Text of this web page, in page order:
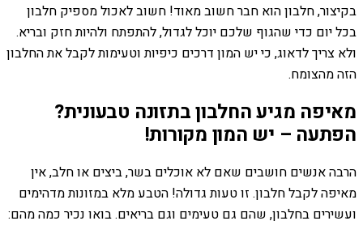
בקיצור, חלבון הוא חבר חשוב מאוד! חשוב לאכול מספיק חלבון
בכל יום כדי שהגוף שלכם יוכל לגדול, להתפתח ולהיות חזק ובריא.
ולא צריך לדאוג, כי יש המון דרכים כיפיות וטעימות לקבל את החלבון
הזה מהצומח.
מאיפה מגיע החלבון בתזונה טבעונית?
הפתעה – יש המון מקורות!
הרבה אנשים חושבים שאם לא אוכלים בשר, ביצים או חלב, אין
מאיפה לקבל חלבון. זו טעות גדולה! הטבע מלא במזונות מדהימים
ועשירים בחלבון, שהם גם טעימים וגם בריאים. בואו נכיר כמה מהם: